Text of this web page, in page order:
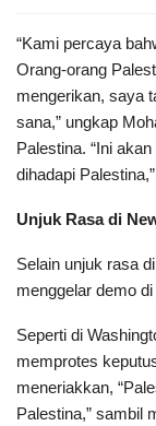
“Kami percaya
Orang-orang
mengerikan, saya
sana,” ungkap
Palestina. “Ini
dihadapi
Unjuk Rasa di
Selain unjuk rasa
menggelar demo
Seperti di
memprotes
meneriakkan,
Palestina,” sambil